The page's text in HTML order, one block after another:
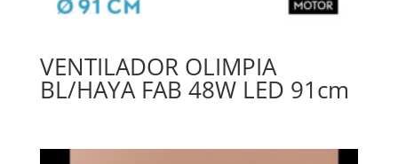
VENTILADOR OLIMPIA
BL/HAYA FAB 48W LED 91cm